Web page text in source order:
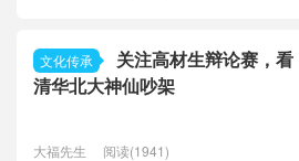
文化传承
关注高材生辩论赛，看
清华北大神仙吵架
大福先生 阅读(1941)